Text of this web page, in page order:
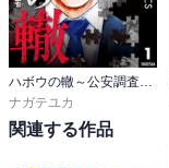
に参加．病院の経営の
環の主治医は実は北京
してる．
秋光家のタブー．翁に
の子，崇は子供の妾の
名前が真琴で秋光家
ハボウの轍～公安調査庁調査官・土師空也～
ナガテユカ
関連する作品